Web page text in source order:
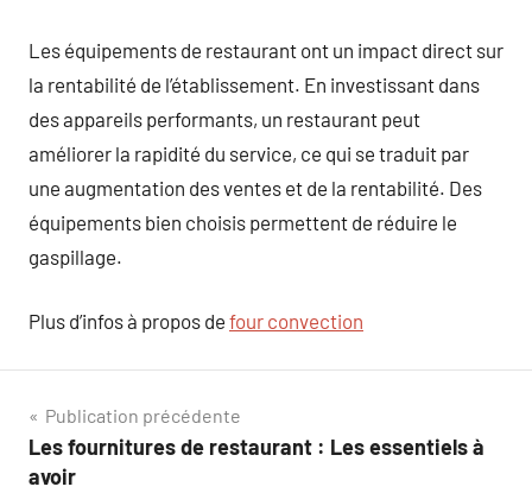
Les équipements de restaurant ont un impact direct sur
la rentabilité de l’établissement. En investissant dans
des appareils performants, un restaurant peut
améliorer la rapidité du service, ce qui se traduit par
une augmentation des ventes et de la rentabilité. Des
équipements bien choisis permettent de réduire le
gaspillage.
Plus d’infos à propos de four convection
Navigation
de
Publication précédente
Les fournitures de restaurant : Les essentiels à
avoir